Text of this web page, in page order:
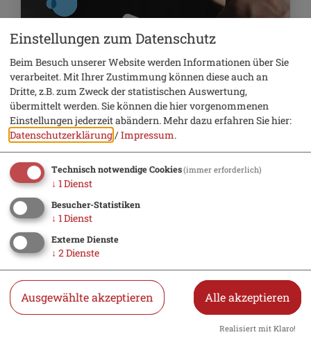
29. Oktober 2026
Vortrags- und
Informationsveranstaltungen
Schafkopfkurs für Einsteiger*innen
Einstellungen zum Datenschutz
Beim Besuch unserer Website werden Informationen über Sie
verarbeitet. Mit Ihrer Zustimmung können diese auch an
Dritte, z.B. zum Zweck der statistischen Auswertung,
übermittelt werden. Sie können die hier vorgenommenen
Einstellungen jederzeit abändern.Mehr dazu erfahren Sie hier:
Datenschutzerklärung/Impressum.
Technisch notwendige Cookies(immer erforderlich)
↓ 1Dienst
Besucher-Statistiken
↓ 1Dienst
Externe Dienste
↓ 2 Dienste
Ausgewählte akzeptieren Alle akzeptieren
Realisiert mit Klaro!